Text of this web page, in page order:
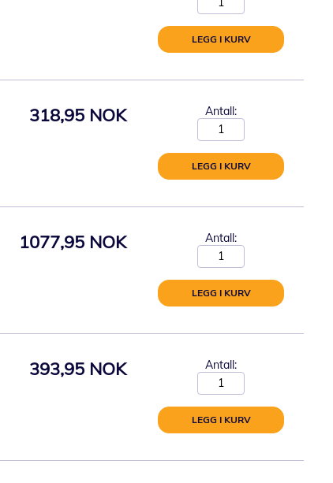
LEGG I KURV
318,95 NOK Antall:
LEGG I KURV
1077,95 NOK Antall:
LEGG I KURV
393,95 NOK Antall:
LEGG I KURV